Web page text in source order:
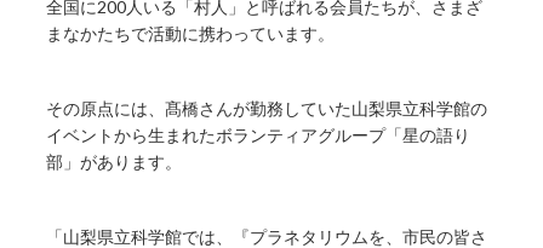
全国に200人いる「村人」と呼ばれる会員たちが、さまざ
まなかたちで活動に携わっています。
その原点には、髙橋さんが勤務していた山梨県立科学館の
イベントから生まれたボランティアグループ「星の語り
部」があります。
「山梨県立科学館では、『プラネタリウムを、市民の皆さ